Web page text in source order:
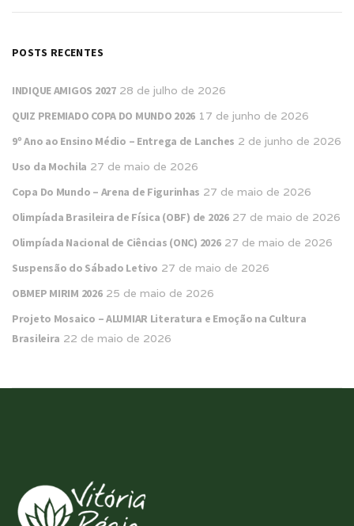
POSTS RECENTES
INDIQUE AMIGOS 2027 28 de julho de 2026
QUIZ PREMIADO COPA DO MUNDO 2026 17 de junho de 2026
9º Ano ao Ensino Médio – Entrega de Lanches 2 de junho de 2026
Uso da Mochila 27 de maio de 2026
Copa Do Mundo – Arena de Figurinhas 27 de maio de 2026
Olimpíada Brasileira de Física (OBF) de 2026 27 de maio de 2026
Olimpíada Nacional de Ciências (ONC) 2026 27 de maio de 2026
Suspensão do Sábado Letivo 27 de maio de 2026
OBMEP MIRIM 2026 25 de maio de 2026
Projeto Mosaico – ALUMIAR Literatura e Emoção na Cultura
Brasileira 22 de maio de 2026